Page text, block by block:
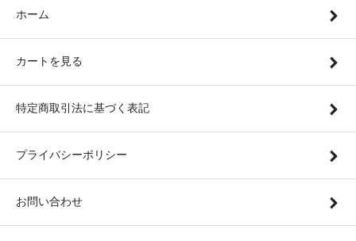
ホーム
カートを見る
特定商取引法に基づく表記
プライバシーポリシー
お問い合わせ